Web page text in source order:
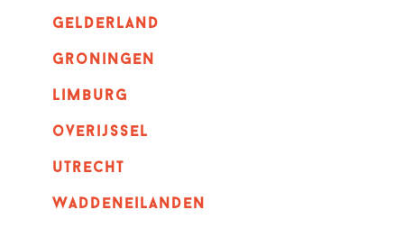
Gelderland
Groningen
Limburg
overijssel
utrecht
Waddeneilanden